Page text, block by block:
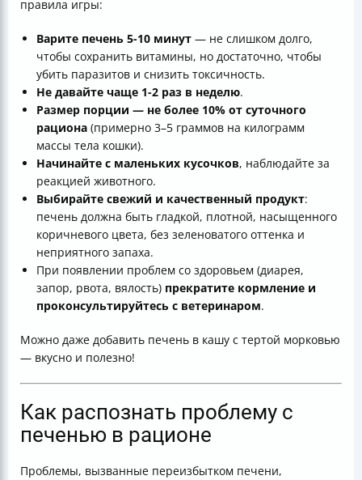
правила игры:
Варите печень 5-10 минут — не слишком долго,
чтобы сохранить витамины, но достаточно, чтобы
убить паразитов и снизить токсичность.
Не давайте чаще 1-2 раз в неделю.
Размер порции — не более 10% от суточного
рациона (примерно 3–5 граммов на килограмм
массы тела кошки).
Начинайте с маленьких кусочков, наблюдайте за
реакцией животного.
Выбирайте свежий и качественный продукт:
печень должна быть гладкой, плотной, насыщенного
коричневого цвета, без зеленоватого оттенка и
неприятного запаха.
При появлении проблем со здоровьем (диарея,
запор, рвота, вялость) прекратите кормление и
проконсультируйтесь с ветеринаром.
Можно даже добавить печень в кашу с тертой морковью
— вкусно и полезно!
Как распознать проблему с
печенью в рационе
Проблемы, вызванные переизбытком печени,